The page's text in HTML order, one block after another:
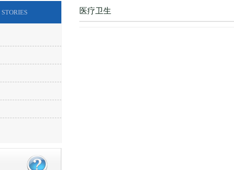
STORIES 医疗卫生